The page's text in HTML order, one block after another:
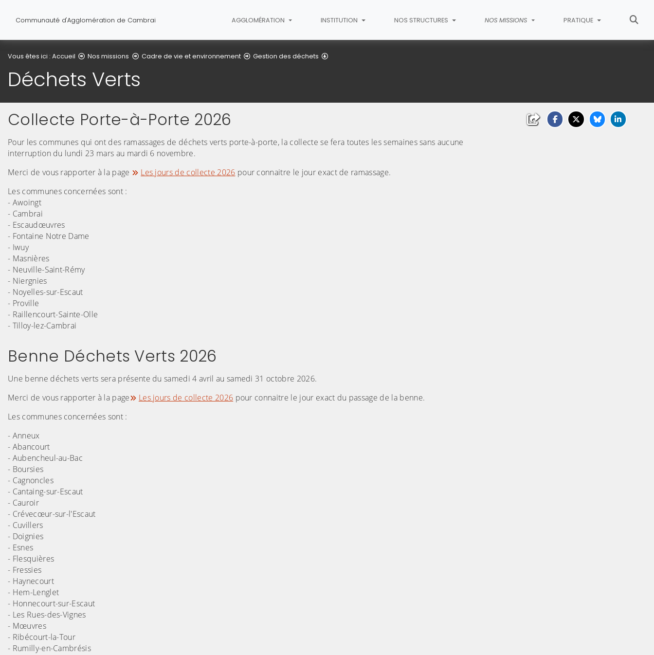
Communauté d'Agglomération de Cambrai AGGLOMÉRATION INSTITUTION NOS STRUCTURES NOS MISSIONS PRATIQUE
Vous êtes ici : Accueil Nos missions Cadre de vie et environnement Gestion des déchets
Déchets Verts
Collecte Porte-à-Porte 2026
Pour les communes qui ont des ramassages de déchets verts porte-à-porte, la collecte se fera toutes les semaines sans aucune
interruption du lundi 23 mars au mardi 6 novembre.
Merci de vous rapporter à la page
Les jours de collecte 2026 pour connaitre le jour exact de ramassage.
Les communes concernées sont :
- Awoingt
- Cambrai
- Escaudœuvres
- Fontaine Notre Dame
- Iwuy
- Masnières
- Neuville-Saint-Rémy
- Niergnies
- Noyelles-sur-Escaut
- Proville
- Raillencourt-Sainte-Olle
- Tilloy-lez-Cambrai
Benne Déchets Verts 2026
Une benne déchets verts sera présente du samedi 4 avril au samedi 31 octobre 2026.
Merci de vous rapporter à la page
Les jours de collecte 2026 pour connaitre le jour exact du passage de la benne.
Les communes concernées sont :
- Anneux
- Abancourt
- Aubencheul-au-Bac
- Boursies
- Cagnoncles
- Cantaing-sur-Escaut
- Cauroir
- Crévecœur-sur-l'Escaut
- Cuvillers
- Doignies
- Esnes
- Flesquières
- Fressies
- Haynecourt
- Hem-Lenglet
- Honnecourt-sur-Escaut
- Les Rues-des-Vignes
- Mœuvres
- Ribécourt-la-Tour
- Rumilly-en-Cambrésis